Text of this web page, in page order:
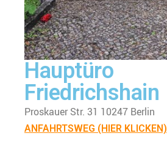
Hauptüro
Friedrichshain
Proskauer Str. 31 10247 Berlin
ANFAHRTSWEG (HIER KLICKEN)